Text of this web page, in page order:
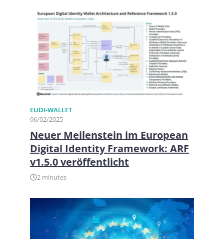
EUDI-WALLET
06/02/2025
Neuer Meilenstein im European
Digital Identity Framework: ARF
v1.5.0 veröffentlicht
2 minutes